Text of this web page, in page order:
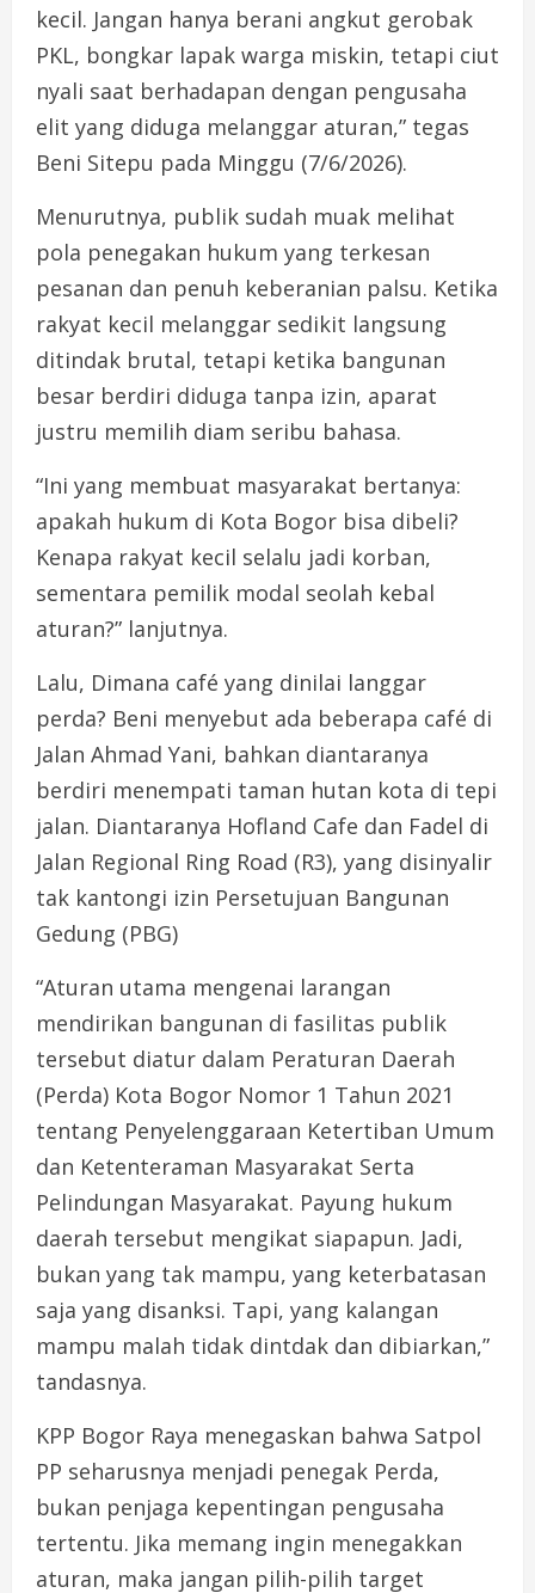
kecil. Jangan hanya berani angkut gerobak
PKL, bongkar lapak warga miskin, tetapi ciut
nyali saat berhadapan dengan pengusaha
elit yang diduga melanggar aturan,” tegas
Beni Sitepu pada Minggu (7/6/2026).
Menurutnya, publik sudah muak melihat
pola penegakan hukum yang terkesan
pesanan dan penuh keberanian palsu. Ketika
rakyat kecil melanggar sedikit langsung
ditindak brutal, tetapi ketika bangunan
besar berdiri diduga tanpa izin, aparat
justru memilih diam seribu bahasa.
“Ini yang membuat masyarakat bertanya:
apakah hukum di Kota Bogor bisa dibeli?
Kenapa rakyat kecil selalu jadi korban,
sementara pemilik modal seolah kebal
aturan?” lanjutnya.
Lalu, Dimana café yang dinilai langgar
perda? Beni menyebut ada beberapa café di
Jalan Ahmad Yani, bahkan diantaranya
berdiri menempati taman hutan kota di tepi
jalan. Diantaranya Hofland Cafe dan Fadel di
Jalan Regional Ring Road (R3), yang disinyalir
tak kantongi izin Persetujuan Bangunan
Gedung (PBG)
“Aturan utama mengenai larangan
mendirikan bangunan di fasilitas publik
tersebut diatur dalam Peraturan Daerah
(Perda) Kota Bogor Nomor 1 Tahun 2021
tentang Penyelenggaraan Ketertiban Umum
dan Ketenteraman Masyarakat Serta
Pelindungan Masyarakat. Payung hukum
daerah tersebut mengikat siapapun. Jadi,
bukan yang tak mampu, yang keterbatasan
saja yang disanksi. Tapi, yang kalangan
mampu malah tidak dintdak dan dibiarkan,”
tandasnya.
KPP Bogor Raya menegaskan bahwa Satpol
PP seharusnya menjadi penegak Perda,
bukan penjaga kepentingan pengusaha
tertentu. Jika memang ingin menegakkan
aturan, maka jangan pilih-pilih target